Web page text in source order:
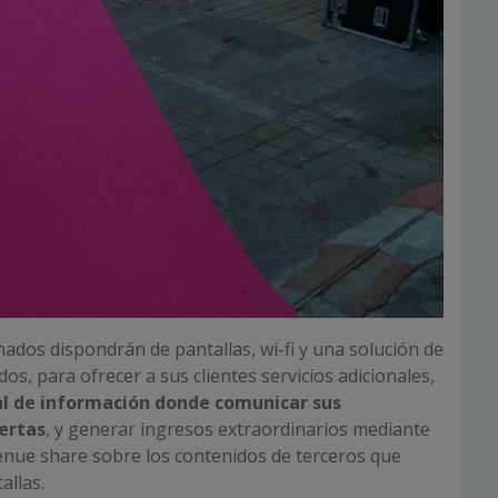
dispondrán de pantallas, wi-fi y una solución de
para ofrecer a sus clientes servicios adicionales,
de información donde comunicar sus
, y generar ingresos extraordinarios mediante
share sobre los contenidos de terceros que